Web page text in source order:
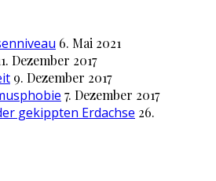
6. Mai 2021
Dezember 2017
9. Dezember 2017
7. Dezember 2017
gekippten Erdachse 26.